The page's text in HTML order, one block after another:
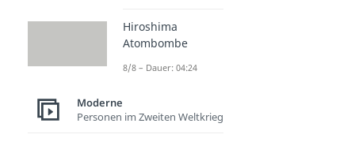
Hiroshima
Atombombe
8/8 – Dauer: 04:24
Moderne
Personen im Zweiten Weltkrieg